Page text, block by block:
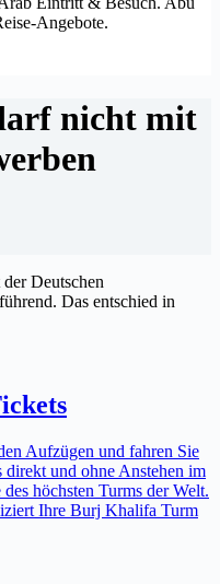
Angebote.
nicht mit
Deutschen
Das entschied in
Aufzügen und fahren Sie
und ohne Anstehen im
höchsten Turms der Welt.
Ihre Burj Khalifa Turm